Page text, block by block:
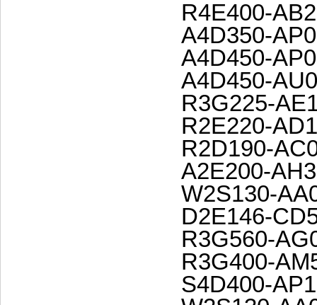
R4E400-
A4D350-
A4D450-
A4D450-
R3G225-
R2E220-
R2D190-
A2E200-
W2S130-
D2E146-
R3G560-
R3G400-
S4D400-